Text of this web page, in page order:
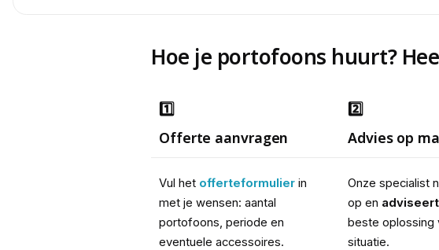
Hoe je portofoons huurt?
1️⃣
Offerte aanvragen
2️⃣
Advies op
Vul het offerteformulier in
met je wensen: aantal
portofoons, periode en
eventuele accessoires.
Onze specialist
op en adviseert
beste oplossing
situatie.